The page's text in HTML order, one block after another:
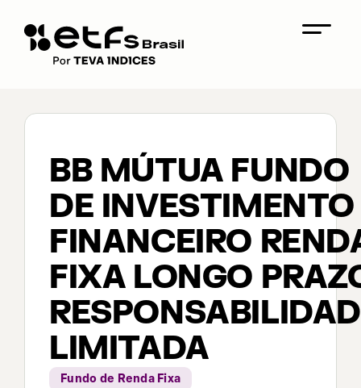
BB MÚTUA FUNDO
DE INVESTIMENTO
FINANCEIRO
FIXA LONGO
LIMITADA
Fundo de Renda Fixa